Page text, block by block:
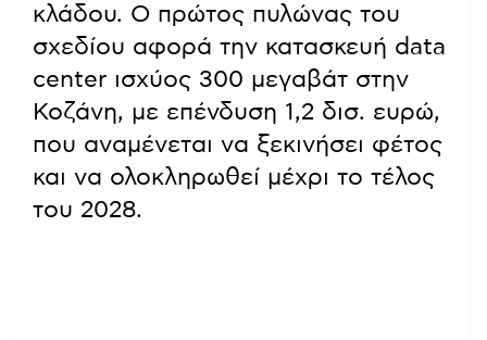
κλάδου. Ο πρώτος πυλώνας του
σχεδίου αφορά την κατασκευή data
center ισχύος 300 μεγαβάτ στην
Κοζάνη, με επένδυση 1,2 δισ. ευρώ,
που αναμένεται να ξεκινήσει φέτος
και να ολοκληρωθεί μέχρι το τέλος
του 2028.